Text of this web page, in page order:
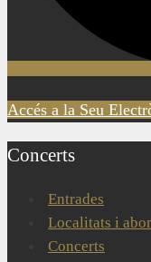
Accés a la Seu
Concerts
Entrades
Localitats i
Concerts